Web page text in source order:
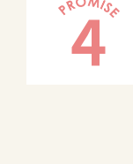
4